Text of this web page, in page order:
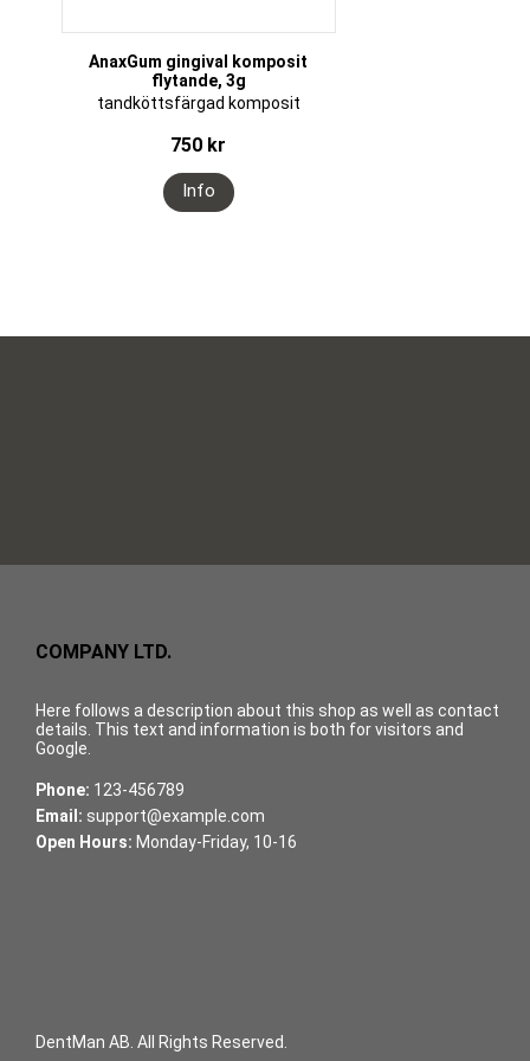
AnaxGum gingival komposit
flytande, 3g
tandköttsfärgad komposit
750 kr
COMPANY LTD.
Here follows a description about this shop as well as contact
details. This text and information is both for visitors and
Google.
Phone: 123-456789
Email: support@example.com
Open Hours: Monday-Friday, 10-16
DentMan AB. All Rights Reserved.